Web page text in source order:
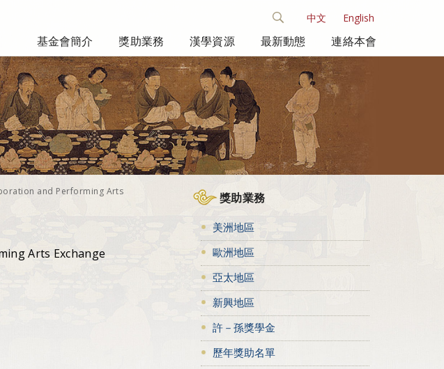
中文 English
基金會簡介 獎助業務 漢學資源 最新動態 連絡本會
and Performing Arts
Arts Exchange
獎助業務
美洲地區
歐洲地區
亞太地區
新興地區
許－孫獎學金
歷年獎助名單